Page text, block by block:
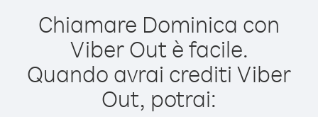
Chiamare Dominica con
Viber Out è facile.
Quando avrai crediti Viber
Out, potrai: